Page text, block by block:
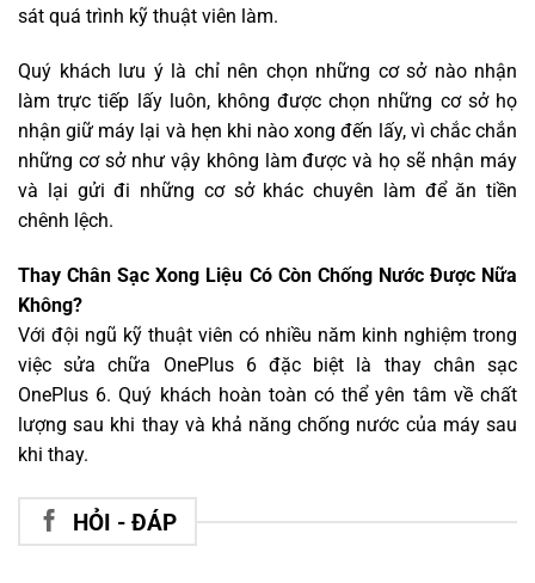
sát quá trình kỹ thuật viên làm.
Quý khách lưu ý là chỉ nên chọn những cơ sở nào nhận
làm trực tiếp lấy luôn, không được chọn những cơ sở họ
nhận giữ máy lại và hẹn khi nào xong đến lấy, vì chắc chắn
những cơ sở như vậy không làm được và họ sẽ nhận máy
và lại gửi đi những cơ sở khác chuyên làm để ăn tiền
chênh lệch.
Thay Chân Sạc Xong Liệu Có Còn Chống Nước Được Nữa
Không?
Với đội ngũ kỹ thuật viên có nhiều năm kinh nghiệm trong
việc sửa chữa OnePlus 6 đặc biệt là thay chân sạc
OnePlus 6. Quý khách hoàn toàn có thể yên tâm về chất
lượng sau khi thay và khả năng chống nước của máy sau
khi thay.
HỎI - ĐÁP